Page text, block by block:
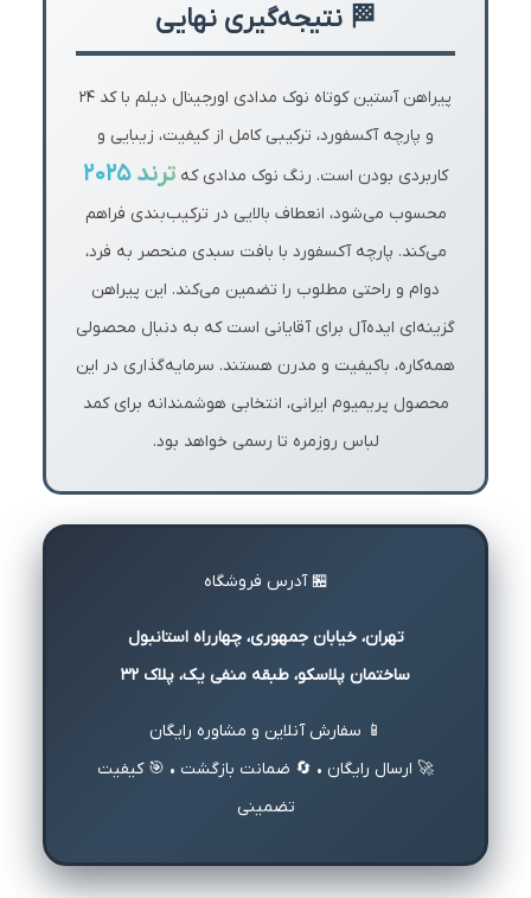
🏁 نتیجه‌گیری نهایی
پیراهن آستین کوتاه نوک مدادی اورجینال دیلم با کد ۲۴
و پارچه آکسفورد، ترکیبی کامل از کیفیت، زیبایی و
کاربردی بودن است. رنگ نوک مدادی که ترند ۲۰۲۵
محسوب می‌شود، انعطاف بالایی در ترکیب‌بندی فراهم
می‌کند. پارچه آکسفورد با بافت سبدی منحصر به فرد،
دوام و راحتی مطلوب را تضمین می‌کند. این پیراهن
گزینه‌ای ایده‌آل برای آقایانی است که به دنبال محصولی
همه‌کاره، باکیفیت و مدرن هستند. سرمایه‌گذاری در این
محصول پریمیوم ایرانی، انتخابی هوشمندانه برای کمد
لباس روزمره تا رسمی خواهد بود.
🏪 آدرس فروشگاه
تهران، خیابان جمهوری، چهارراه استانبول
ساختمان پلاسکو، طبقه منفی یک، پلاک ۳۲
📱 سفارش آنلاین و مشاوره رایگان
🚀 ارسال رایگان • 🔄 ضمانت بازگشت • 🎯 کیفیت
تضمینی